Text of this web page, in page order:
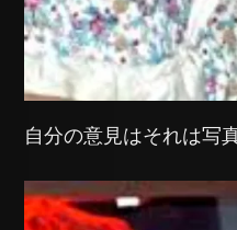
自分の意見はそれは写